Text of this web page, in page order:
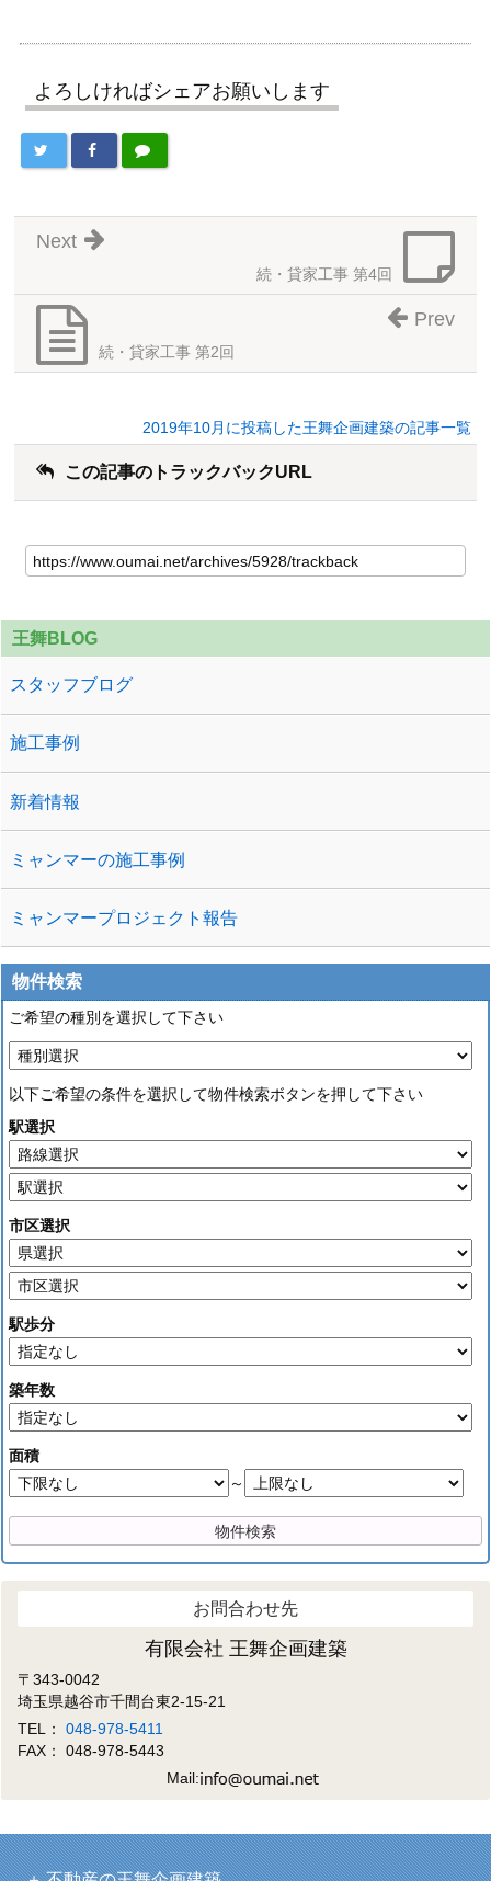
よろしければシェアお願いします
続・貸家工事 第4回
Next
続・貸家工事 第2回
Prev
2019年10月に投稿した王舞企画建築の記事一覧
この記事のトラックバックURL
王舞BLOG
スタッフブログ
施工事例
新着情報
ミャンマーの施工事例
ミャンマープロジェクト報告
物件検索
ご希望の種別を選択して下さい
以下ご希望の条件を選択して物件検索ボタンを押して下さい
駅選択
市区選択
駅歩分
築年数
面積
～
お問合わせ先
有限会社 王舞企画建築
〒343-0042
埼玉県越谷市千間台東2-15-21
TEL：048-978-5411
FAX： 048-978-5443
Mail: